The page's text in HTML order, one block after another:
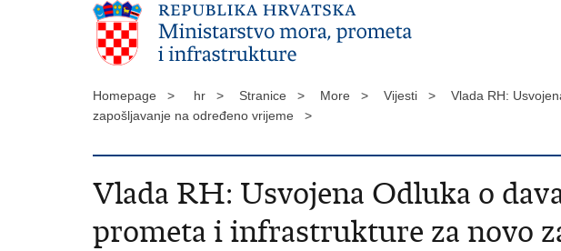
Homepage > hr > Stranice > More > Vijesti >
Vlada RH:
zapošljavanje na određeno vrijeme >
Vlada RH: Usvojena Odluka o
prometa i infrastrukture za novo